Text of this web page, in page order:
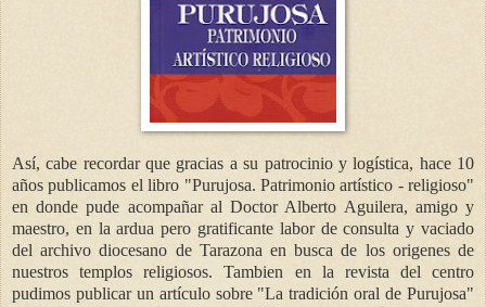
Así, cabe recordar que gracias a su patrocinio y logística, hace 10
años publicamos el libro "Purujosa. Patrimonio artístico - religioso"
en donde pude acompañar al Doctor Alberto Aguilera, amigo y
maestro, en la ardua pero gratificante labor de consulta y vaciado
del archivo diocesano de Tarazona en busca de los origenes de
nuestros templos religiosos. Tambien en la revista del centro
pudimos publicar un artículo sobre "La tradición oral de Purujosa"